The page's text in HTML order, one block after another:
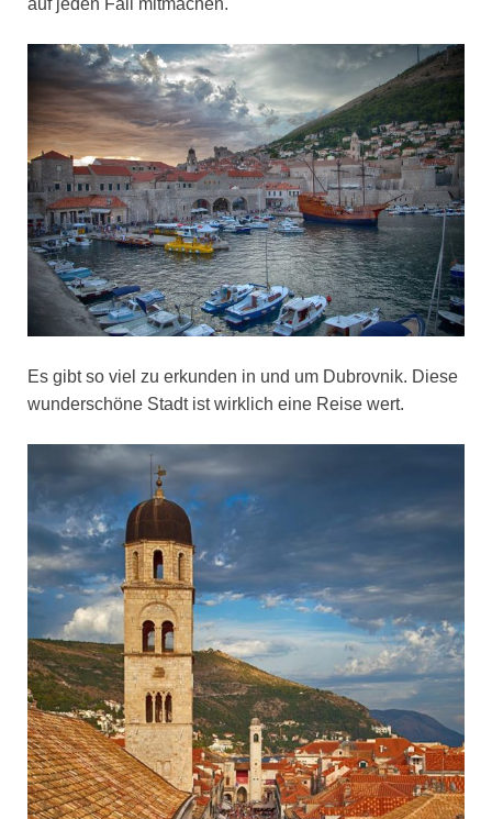
auf jeden Fall mitmachen.
Es gibt so viel zu erkunden in und um Dubrovnik. Diese
wunderschöne Stadt ist wirklich eine Reise wert.